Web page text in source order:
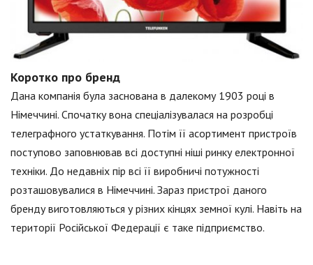
Коротко про бренд
Дана компанія була заснована в далекому 1903 році в
Німеччині. Спочатку вона спеціалізувалася на розробці
телеграфного устаткування. Потім її асортимент пристроїв
поступово заповнював всі доступні ніші ринку електронної
техніки. До недавніх пір всі її виробничі потужності
розташовувалися в Німеччині. Зараз пристрої даного
бренду виготовляються у різних кінцях земної кулі. Навіть на
території Російської Федерації є таке підприємство.